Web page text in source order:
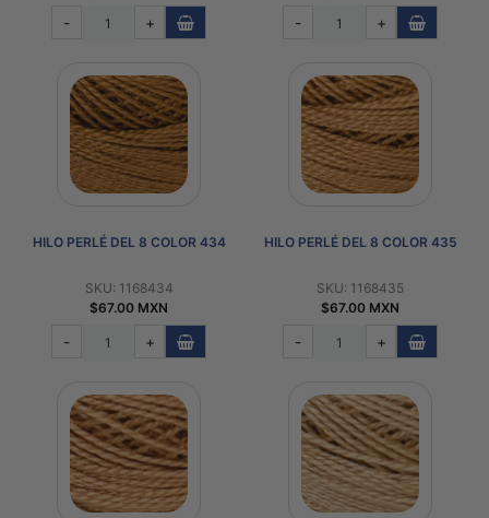
- + - +
HILO PERLÉ DEL 8 COLOR 434
SKU: 1168434
$67.00 MXN
- +
HILO PERLÉ DEL 8 COLOR 435
SKU: 1168435
$67.00 MXN
- +